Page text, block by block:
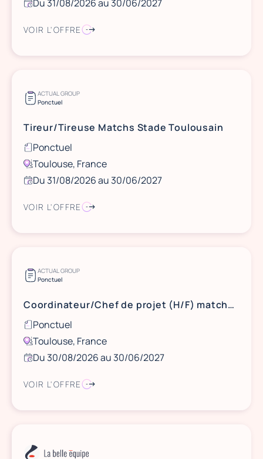
Du 31/08/2026 au 30/06/2027
VOIR L'OFFRE
ACTUAL GROUP
Ponctuel
Tireur/Tireuse Matchs Stade Toulousain
Ponctuel
Toulouse, France
Du 31/08/2026 au 30/06/2027
VOIR L'OFFRE
ACTUAL GROUP
Ponctuel
Coordinateur/Chef de projet (H/F) matchs Stade Toulousain
Ponctuel
Toulouse, France
Du 30/08/2026 au 30/06/2027
VOIR L'OFFRE